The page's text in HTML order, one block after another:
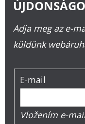
Adja meg az e-
küldünk
E-mail
Vložením e-